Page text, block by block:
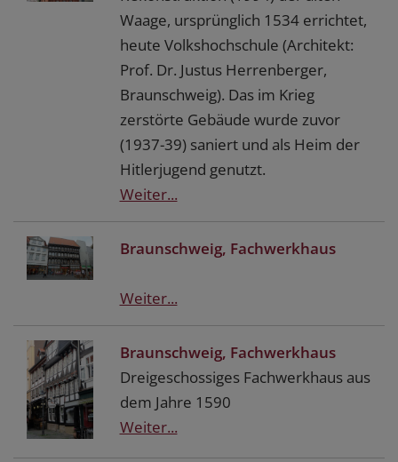
Waage, ursprünglich 1534 errichtet,
heute Volkshochschule (Architekt:
Prof. Dr. Justus Herrenberger,
Braunschweig). Das im Krieg
zerstörte Gebäude wurde zuvor
(1937-39) saniert und als Heim der
Hitlerjugend genutzt.
Weiter...
Braunschweig, Fachwerkhaus
Weiter...
Braunschweig, Fachwerkhaus
Dreigeschossiges Fachwerkhaus aus
dem Jahre 1590
Weiter...